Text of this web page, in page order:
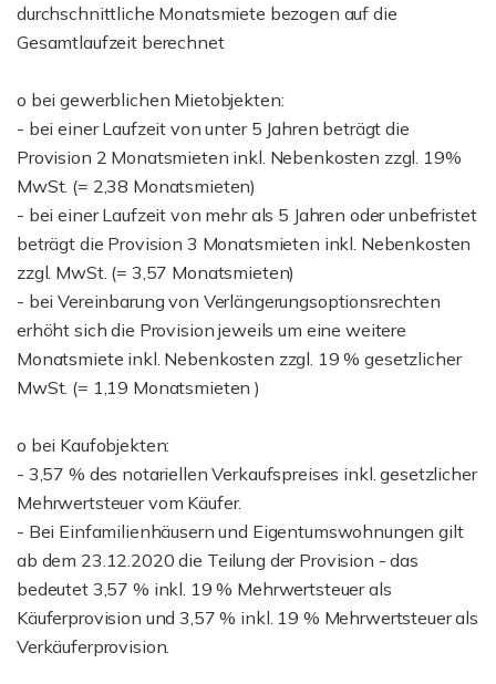
durchschnittliche Monatsmiete bezogen auf die
Gesamtlaufzeit berechnet
o bei gewerblichen Mietobjekten:
- bei einer Laufzeit von unter 5 Jahren beträgt die
Provision 2 Monatsmieten inkl. Nebenkosten zzgl. 19%
MwSt. (= 2,38 Monatsmieten)
- bei einer Laufzeit von mehr als 5 Jahren oder unbefristet
beträgt die Provision 3 Monatsmieten inkl. Nebenkosten
zzgl. MwSt. (= 3,57 Monatsmieten)
- bei Vereinbarung von Verlängerungsoptionsrechten
erhöht sich die Provision jeweils um eine weitere
Monatsmiete inkl. Nebenkosten zzgl. 19 % gesetzlicher
MwSt. (= 1,19 Monatsmieten )
o bei Kaufobjekten:
- 3,57 % des notariellen Verkaufspreises inkl. gesetzlicher
Mehrwertsteuer vom Käufer.
- Bei Einfamilienhäusern und Eigentumswohnungen gilt
ab dem 23.12.2020 die Teilung der Provision - das
bedeutet 3,57 % inkl. 19 % Mehrwertsteuer als
Käuferprovision und 3,57 % inkl. 19 % Mehrwertsteuer als
Verkäuferprovision.